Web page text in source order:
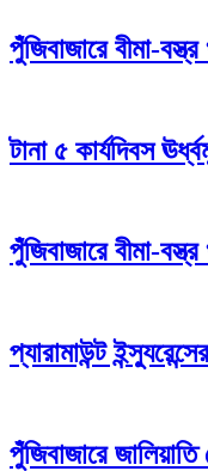
পুঁজিবাজারে বীমা-
টানা ৫ কার্যদিবস
পুঁজিবাজারে বীমা-
প্যারামাউন্ট
পুঁজিবাজারে